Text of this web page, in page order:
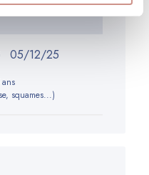
Date
publication
05/12/25
squames...)